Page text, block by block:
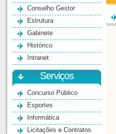
Conselho Gestor
Estrutura
Gabinete
Histórico
Intranet
Serviços
Concurso Público
Esportes
Informática
Licitações e Contratos